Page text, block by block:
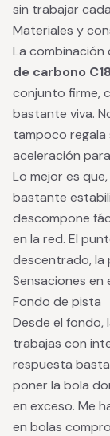
sin trabajar
Materiales y
La combinación
de carbono C18
conjunto firme,
bastante viva.
tampoco regala
aceleración
Lo mejor es
bastante
descompone
en la red. El
descentrado, la
Sensaciones en
Fondo de pista
Desde el fondo,
trabajas con
respuesta
poner la bola
en exceso. Me
en bolas